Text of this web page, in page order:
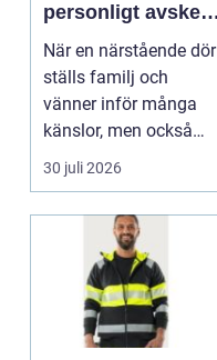
personligt avsked
formas
När en närstående dör
ställs familj och
vänner inför många
känslor, men också
praktiska beslut. En b...
30 juli 2026